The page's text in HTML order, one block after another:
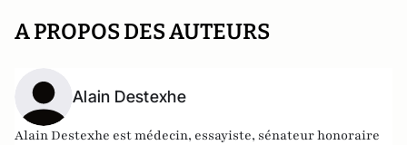
A PROPOS DES AUTEURS
Alain Destexhe
Alain Destexhe est médecin, essayiste, sénateur honoraire